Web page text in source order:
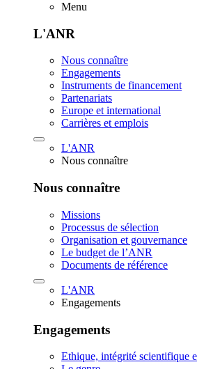
Menu
L'ANR
Nous connaître
Engagements
Instruments de financement
Partenariats
Europe et international
Carrières et emplois
L'ANR
Nous connaître
Nous connaître
Missions
Processus de sélection
Organisation et gouvernance
Le budget de l’ANR
Documents de référence
L'ANR
Engagements
Engagements
Ethique, intégrité scientifique